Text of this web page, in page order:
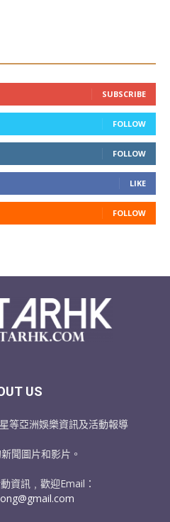
SUBSCRIBE
FOLLOW
FOLLOW
LIKE
FOLLOW
US
等亞洲娛樂資訊及活動報導
聞圖片和影片。
資訊﹐歡迎Email：